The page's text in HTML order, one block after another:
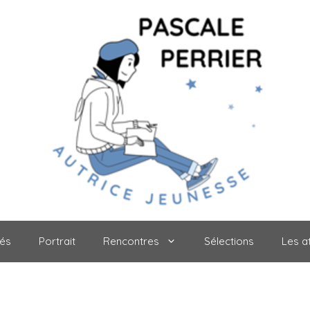
Portrait Rencontres Sélections Les